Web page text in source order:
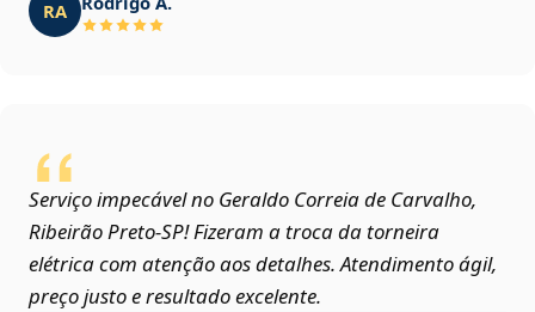
RA
Serviço impecável no Geraldo Correia de Carvalho,
Ribeirão Preto‑SP! Fizeram a troca da torneira
elétrica com atenção aos detalhes. Atendimento ágil,
preço justo e resultado excelente.